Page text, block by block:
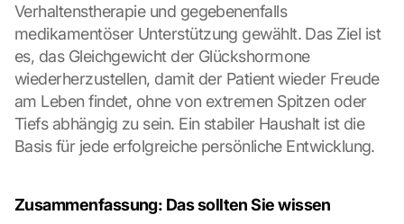
Verhaltenstherapie und gegebenenfalls
medikamentöser Unterstützung gewählt. Das Ziel ist
es, das Gleichgewicht der Glückshormone
wiederherzustellen, damit der Patient wieder Freude
am Leben findet, ohne von extremen Spitzen oder
Tiefs abhängig zu sein. Ein stabiler Haushalt ist die
Basis für jede erfolgreiche persönliche Entwicklung.
Zusammenfassung: Das sollten Sie wissen
e
d
e
n
:
D
u
h